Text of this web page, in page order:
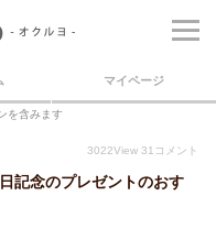
マイページ
を含みます
3022View 31 コメント
記念のプレゼントのおす